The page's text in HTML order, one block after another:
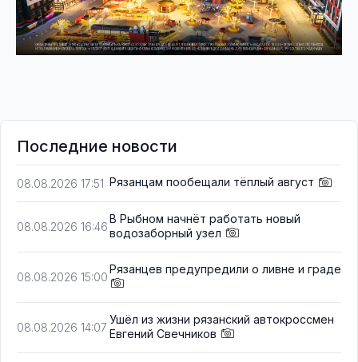
Последние новости
08.08.2026 17:51 Рязанцам пообещали тёплый август
08.08.2026 16:46
В Рыбном начнёт работать новый
водозаборный узел
08.08.2026 15:00
Рязанцев предупредили о ливне и граде
08.08.2026 14:07
Ушёл из жизни рязанский автокроссмен
Евгений Свечников